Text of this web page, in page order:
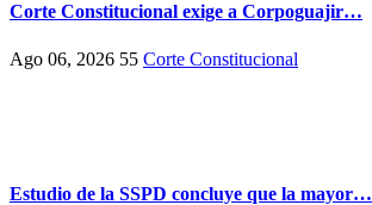
Corte Constitucional exige a Corpoguajir…
Ago 06, 2026 55 Corte Constitucional
Estudio de la SSPD concluye que la mayor…